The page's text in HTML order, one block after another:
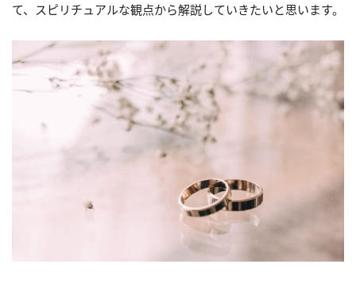
て、スピリチュアルな観点から解説していきたいと思います。